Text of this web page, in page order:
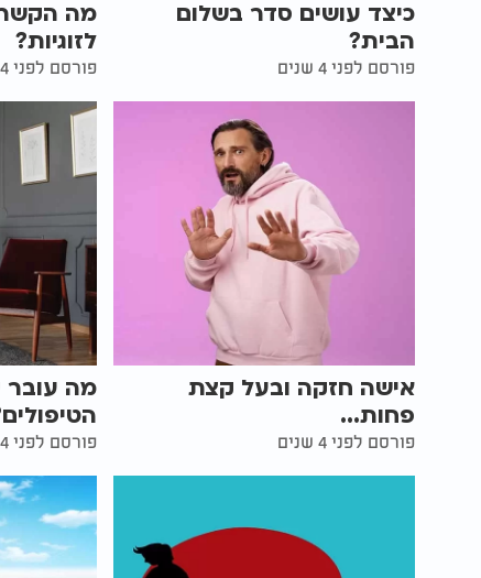
כיצד עושים סדר בשלום
הבית?
פורסם לפני 4 שנים
מה הקשר
לזוגיות?
פורסם לפני 4 שנים
אישה חזקה ובעל קצת
פחות...
פורסם לפני 4 שנים
מה עובר
פורסם לפני 4 שנים